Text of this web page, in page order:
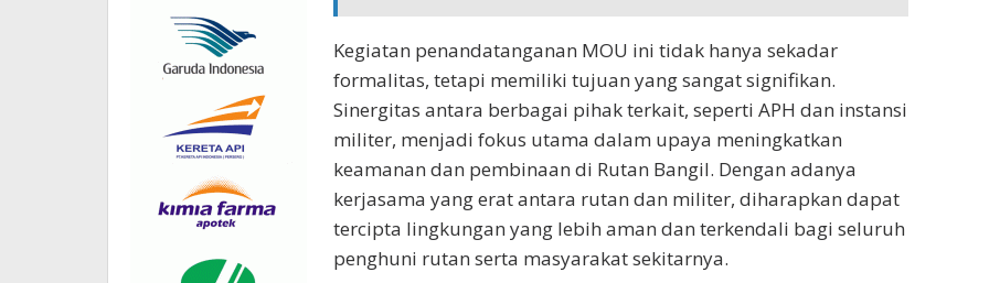
Kegiatan penandatanganan MOU ini tidak hanya sekadar
formalitas, tetapi memiliki tujuan yang sangat signifikan.
Sinergitas antara berbagai pihak terkait, seperti APH dan instansi
militer, menjadi fokus utama dalam upaya meningkatkan
keamanan dan pembinaan di Rutan Bangil. Dengan adanya
kerjasama yang erat antara rutan dan militer, diharapkan dapat
tercipta lingkungan yang lebih aman dan terkendali bagi seluruh
penghuni rutan serta masyarakat sekitarnya.